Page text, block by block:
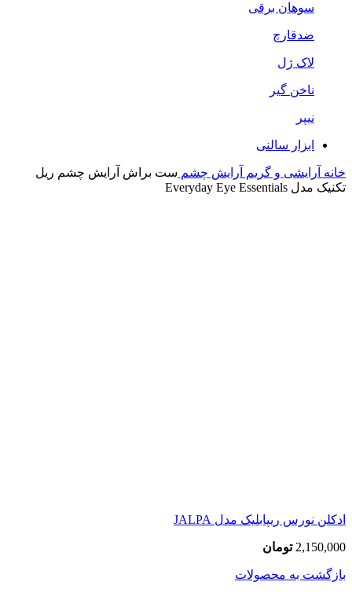
سوهان برقی
ضدقارچ
لاک ژل
ناخن گیر
نیپر
ابزار سالنی
خانه آرایشی و گریم آرایش چشم ست براش آرایش چشم ریل
تکنیک مدل Everyday Eye Essentials
ادکلن نورس ریپابلیک مدل JALPA
2,150,000 تومان
بازگشت به محصولات